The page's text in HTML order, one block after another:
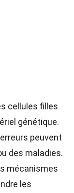
cellules filles
génétique.
peuvent
des maladies.
mécanismes
les